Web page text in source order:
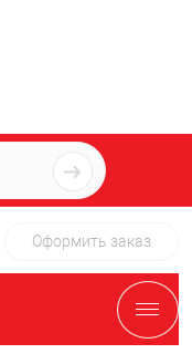
+7 (939) 716-10-06
пн-пт 7:00-16:00 МСК
Оформить заказ